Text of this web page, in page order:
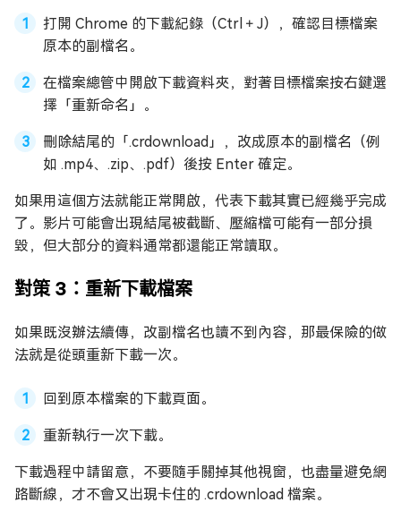
打開 Chrome 的下載紀錄（Ctrl＋J），確認目標檔案
原本的副檔名。
在檔案總管中開啟下載資料夾，對著目標檔案按右鍵選
擇「重新命名」。
刪除結尾的「.crdownload」，改成原本的副檔名（例
如 .mp4、.zip、.pdf）後按 Enter 確定。
如果用這個方法就能正常開啟，代表下載其實已經幾乎完成
了。影片可能會出現結尾被截斷、壓縮檔可能有一部分損
毀，但大部分的資料通常都還能正常讀取。
對策 3：重新下載檔案
如果既沒辦法續傳，改副檔名也讀不到內容，那最保險的做
法就是從頭重新下載一次。
回到原本檔案的下載頁面。
重新執行一次下載。
下載過程中請留意，不要隨手關掉其他視窗，也盡量避免網
路斷線，才不會又出現卡住的 .crdownload 檔案。